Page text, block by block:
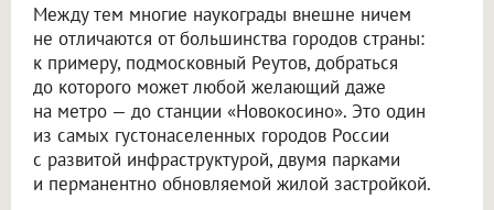
Между тем многие наукограды внешне ничем
не отличаются от большинства городов страны:
к примеру, подмосковный Реутов, добраться
до которого может любой желающий даже
на метро — до станции «Новокосино». Это один
из самых густонаселенных городов России
с развитой инфраструктурой, двумя парками
и перманентно обновляемой жилой застройкой.